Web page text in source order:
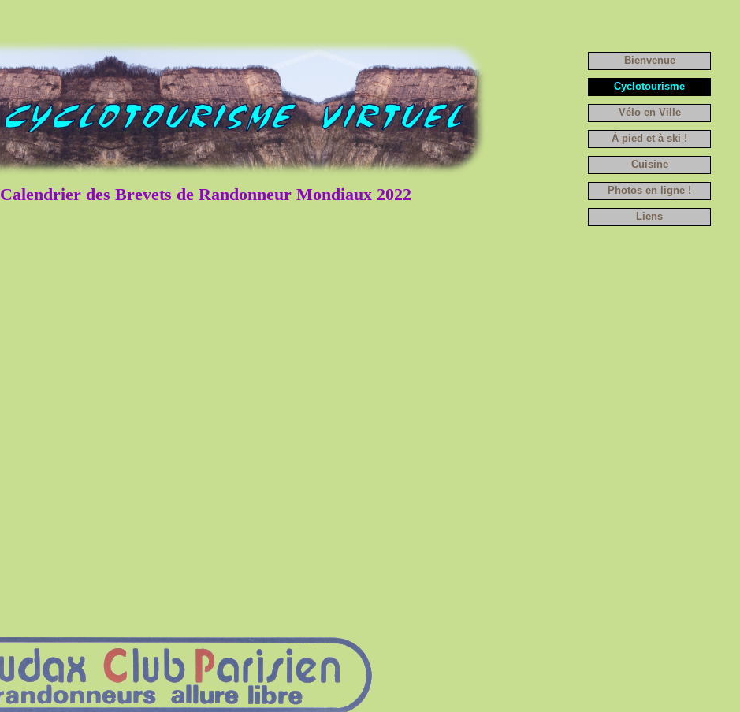
Calendrier des Brevets de Randonneur Mondiaux 2022
Bienvenue
Cyclotourisme
Vélo en Ville
À pied et à ski !
Cuisine
Photos en ligne !
Liens